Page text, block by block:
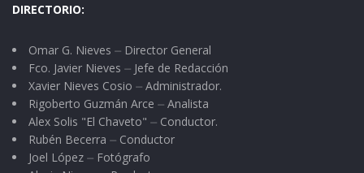
DIRECTORIO:
Omar G. Nieves ⏤ Director General
Fco. Javier Nieves ⏤ Jefe de Redacción
Xavier Nieves Cosio ⏤ Administrador.
Rigoberto Guzmán Arce ⏤ Analista
Alex Solis "El Chaveto" ⏤ Conductor.
Rubén Becerra ⏤ Conductor
Joel López ⏤ Fotógrafo